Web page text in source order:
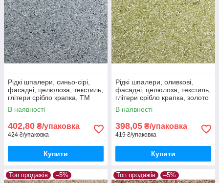
Рідкі шпалери, синьо-сірі,
фасадні, целюлоза, текстиль,
глітери срібло крапка, ТМ
"Макс-Колор",Тип Ф/3
В наявності
402,80 ₴/упаковка
424 ₴/упаковка
Купити
Рідкі шпалери, оливкові,
фасадні, целюлоза, текстиль,
глітери срібло крапка, золото
крапка, ТМ "Макс-Колор",
Тип Ф/4
В наявності
398,05 ₴/упаковка
419 ₴/упаковка
Купити
Топ продажів –5% Топ продажів –5%